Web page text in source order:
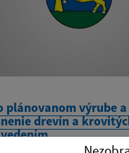
plánovanom výrube
drevín a